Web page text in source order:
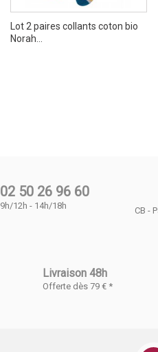
Lot 2 paires collants coton bio
Norah...
02 50 26 96 60
9h/12h - 14h/18h CB -
Livraison 48h
Offerte dès 79 € *